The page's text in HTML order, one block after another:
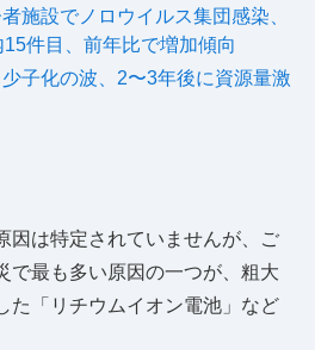
施設でノロウイルス集団感染、
件目、前年比で増加傾向
子化の波、2〜3年後に資源量激
因は特定されていませんが、ご
で最も多い原因の一つが、粗大
た「リチウムイオン電池」など